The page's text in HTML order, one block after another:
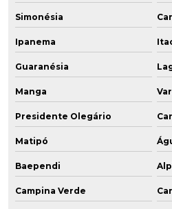
Simonésia
Ipanema
Guaranésia
Manga
Presidente Olegário
Matipó
Baependi
Campina Verde